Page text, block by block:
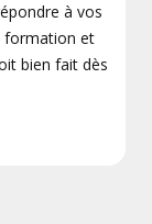
à vos
formation et
bien fait dès